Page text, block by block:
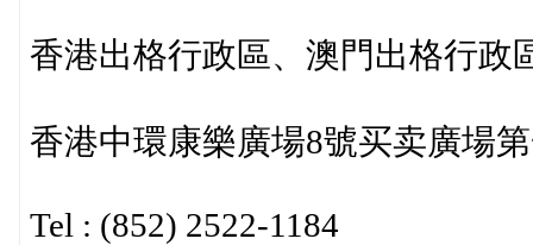
香港出格行政區、澳門出格行政
香港中環康樂廣場8號买卖廣場
Tel : (852) 2522-1184